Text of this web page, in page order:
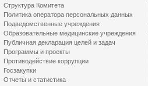
Структура Комитета
Политика оператора персональных данных
Подведомственные учреждения
Образовательные медицинские учреждения
Публичная декларация целей и задач
Программы и проекты
Противодействие коррупции
Госзакупки
Отчеты и статистика